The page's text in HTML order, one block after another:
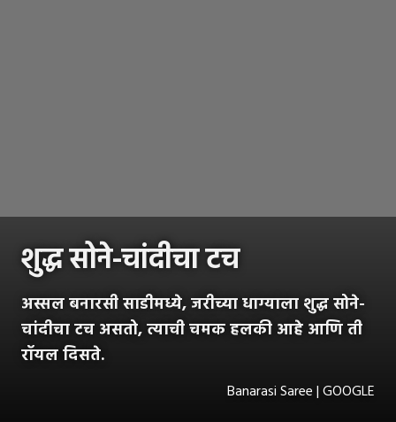
शुद्ध सोने-चांदीचा टच
अस्सल बनारसी साडीमध्ये, जरीच्या धाग्याला शुद्ध सोने-
चांदीचा टच असतो, त्याची चमक हलकी आहे आणि ती
रॉयल दिसते.
Banarasi Saree | GOOGLE